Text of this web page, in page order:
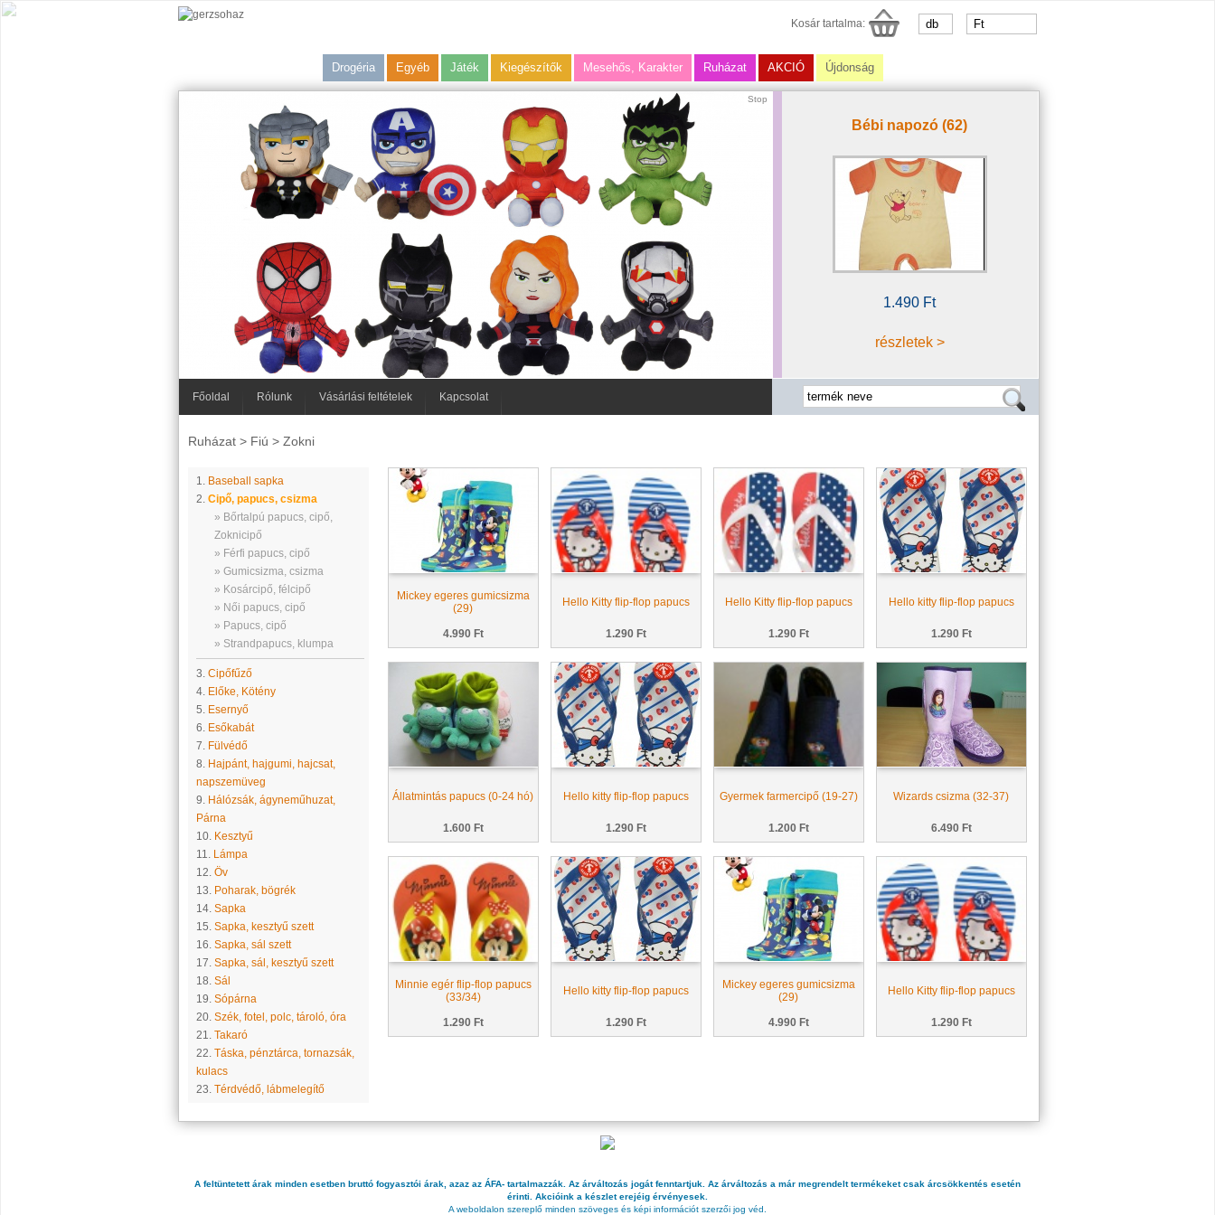
Kosár tartalma:
Drogéria Egyéb Játék Kiegészítők Mesehős, Karakter Ruházat AKCIÓ Újdonság
Stop
Bébi napozó (62)
1.490 Ft
részletek >
Főoldal Rólunk Vásárlási feltételek Kapcsolat
Ruházat> Fiú > Zokni
1. Baseball sapka
2. Cipő, papucs, csizma
» Bőrtalpú papucs, cipő,
Zoknicipő
» Férfi papucs, cipő
» Gumicsizma, csizma
» Kosárcipő, félcipő
» Női papucs, cipő
» Papucs, cipő
» Strandpapucs, klumpa
3. Cipőfűző
4. Előke, Kötény
5. Esernyő
6. Esőkabát
7. Fülvédő
8. Hajpánt, hajgumi, hajcsat,
napszemüveg
9. Hálózsák, ágyneműhuzat,
Párna
10. Kesztyű
11. Lámpa
12. Öv
13. Poharak, bögrék
14. Sapka
15. Sapka, kesztyű szett
16. Sapka, sál szett
17. Sapka, sál, kesztyű szett
18. Sál
19. Sópárna
20. Szék, fotel, polc, tároló, óra
21. Takaró
22. Táska, pénztárca, tornazsák,
kulacs
23. Térdvédő, lábmelegítő
Mickey egeres gumicsizma
(29)
4.990 Ft
Hello Kitty flip-flop papucs
1.290 Ft
Hello Kitty flip-flop papucs
1.290 Ft
Hello kitty flip-flop papucs
1.290 Ft
Állatmintás papucs (0-24 hó)
1.600 Ft
Hello kitty flip-flop papucs
1.290 Ft
Gyermek farmercipő (19-27)
1.200 Ft
Wizards csizma (32-37)
6.490 Ft
Minnie egér flip-flop papucs
(33/34)
1.290 Ft
Hello kitty flip-flop papucs
1.290 Ft
Mickey egeres gumicsizma
(29)
4.990 Ft
Hello Kitty flip-flop papucs
1.290 Ft
A feltüntetett árak minden esetben bruttó fogyasztói árak, azaz az ÁFA- tartalmazzák. Az árváltozás jogát fenntartjuk. Az árváltozás a már megrendelt termékeket csak árcsökkentés esetén
érinti. Akcióink a készlet erejéig érvényesek.
A weboldalon szereplő minden szöveges és képi információt szerzői jog véd.